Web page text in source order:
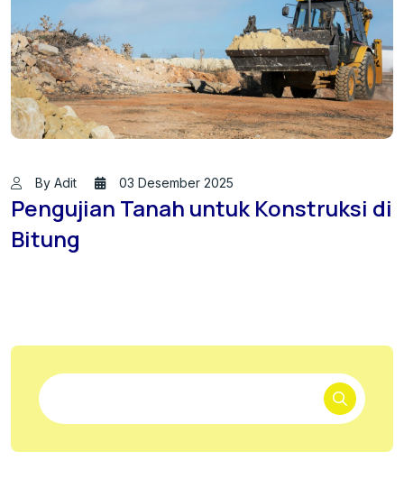
By Adit 03 Desember 2025
Pengujian Tanah untuk Konstruksi di
Bitung